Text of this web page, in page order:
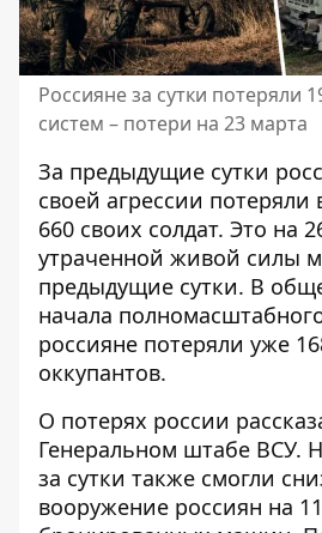
Россияне за сутки потеряли
систем – потери на 23 марта
За предыдущие сутки
своей агрессии
660 своих солдат. Это на
утраченной живой силы
предыдущие сутки. В
начала
россияне потеряли уже
оккупантов.
О потерях россии
Генеральном штабе ВСУ.
за сутки также смогли
вооружение россиян на